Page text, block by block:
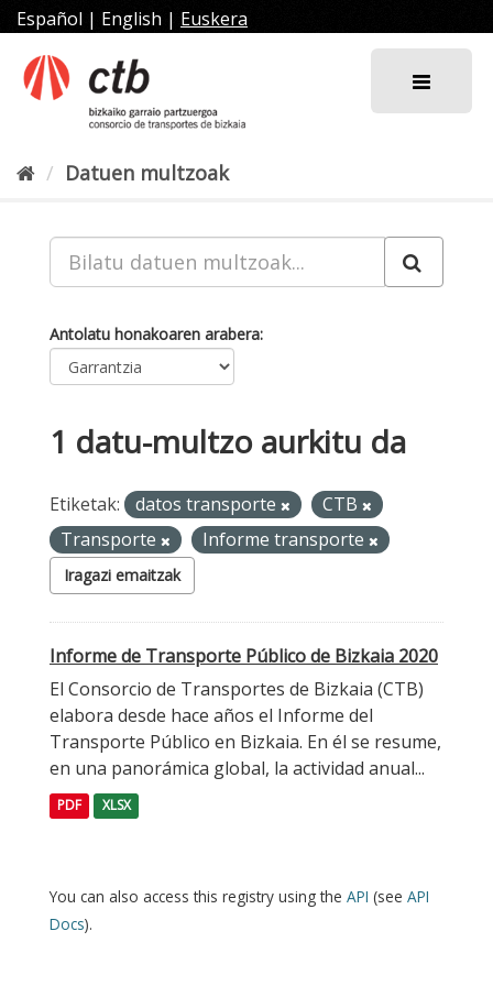
Joan
edukira
Español | English | Euskera
Datuen multzoak
Antolatu honakoaren arabera
1 datu-multzo aurkitu da
Etiketak: datos transporte
CTB
Transporte
Informe transporte
Iragazi emaitzak
Informe de Transporte Público de Bizkaia 2020
El Consorcio de Transportes de Bizkaia (CTB)
elabora desde hace años el Informe del
Transporte Público en Bizkaia. En él se resume,
en una panorámica global, la actividad anual...
PDF XLSX
You can also access this registry using the API (see API
Docs).